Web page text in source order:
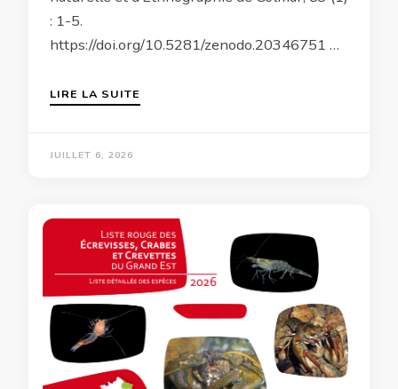
: 1-5.
https://doi.org/10.5281/zenodo.20346751 …
LIRE LA SUITE
JUILLET 6, 2026